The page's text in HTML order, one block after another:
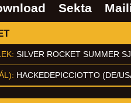
Sekta
: SILVER ROCKET SUMMER
: HACKEDEPICCIOTTO (DE/